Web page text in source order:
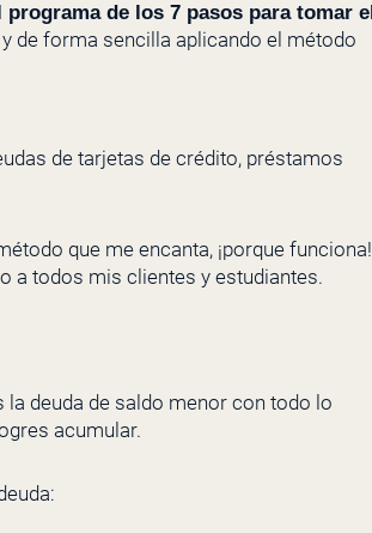
de los 7 pasos para tomar el
de forma sencilla aplicando el método
de tarjetas de crédito, préstamos
que me encanta, ¡porque funciona!
a todos mis clientes y estudiantes.
deuda de saldo menor con todo lo
acumular.